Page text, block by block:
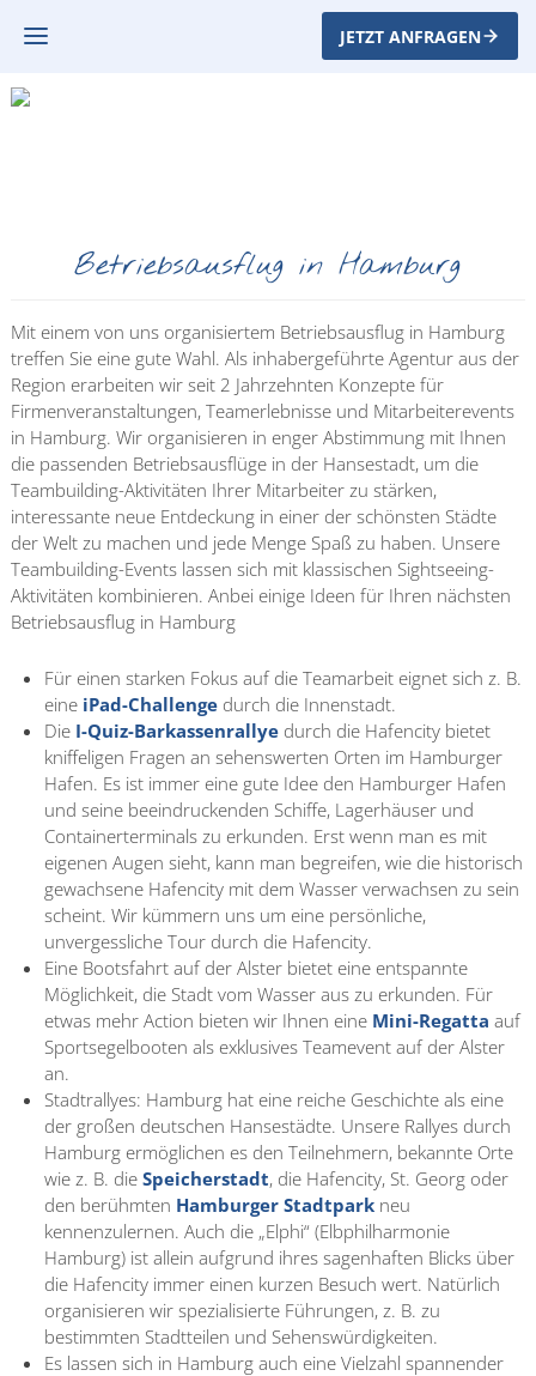
JETZT ANFRAGEN
Betriebsausflug in Hamburg
Mit einem von uns organisiertem Betriebsausflug in Hamburg
treffen Sie eine gute Wahl. Als inhabergeführte Agentur aus der
Region erarbeiten wir seit 2 Jahrzehnten Konzepte für
Firmenveranstaltungen, Teamerlebnisse und Mitarbeiterevents
in Hamburg. Wir organisieren in enger Abstimmung mit Ihnen
die passenden Betriebsausflüge in der Hansestadt, um die
Teambuilding-Aktivitäten Ihrer Mitarbeiter zu stärken,
interessante neue Entdeckung in einer der schönsten Städte
der Welt zu machen und jede Menge Spaß zu haben. Unsere
Teambuilding-Events lassen sich mit klassischen Sightseeing-
Aktivitäten kombinieren. Anbei einige Ideen für Ihren nächsten
Betriebsausflug in Hamburg
Für einen starken Fokus auf die Teamarbeit eignet sich z. B.
eine iPad-Challenge durch die Innenstadt.
Die I-Quiz-Barkassenrallye durch die Hafencity bietet
kniffeligen Fragen an sehenswerten Orten im Hamburger
Hafen. Es ist immer eine gute Idee den Hamburger Hafen
und seine beeindruckenden Schiffe, Lagerhäuser und
Containerterminals zu erkunden. Erst wenn man es mit
eigenen Augen sieht, kann man begreifen, wie die historisch
gewachsene Hafencity mit dem Wasser verwachsen zu sein
scheint. Wir kümmern uns um eine persönliche,
unvergessliche Tour durch die Hafencity.
Eine Bootsfahrt auf der Alster bietet eine entspannte
Möglichkeit, die Stadt vom Wasser aus zu erkunden. Für
etwas mehr Action bieten wir Ihnen eine Mini-Regatta auf
Sportsegelbooten als exklusives Teamevent auf der Alster
an.
Stadtrallyes: Hamburg hat eine reiche Geschichte als eine
der großen deutschen Hansestädte. Unsere Rallyes durch
Hamburg ermöglichen es den Teilnehmern, bekannte Orte
wie z. B. dieSpeicherstadt, die Hafencity, St. Georg oder
den berühmten Hamburger Stadtpark neu
kennenzulernen. Auch die „Elphi“ (Elbphilharmonie
Hamburg) ist allein aufgrund ihres sagenhaften Blicks über
die Hafencity immer einen kurzen Besuch wert. Natürlich
organisieren wir spezialisierte Führungen, z. B. zu
bestimmten Stadtteilen und Sehenswürdigkeiten.
Es lassen sich in Hamburg auch eine Vielzahl spannender